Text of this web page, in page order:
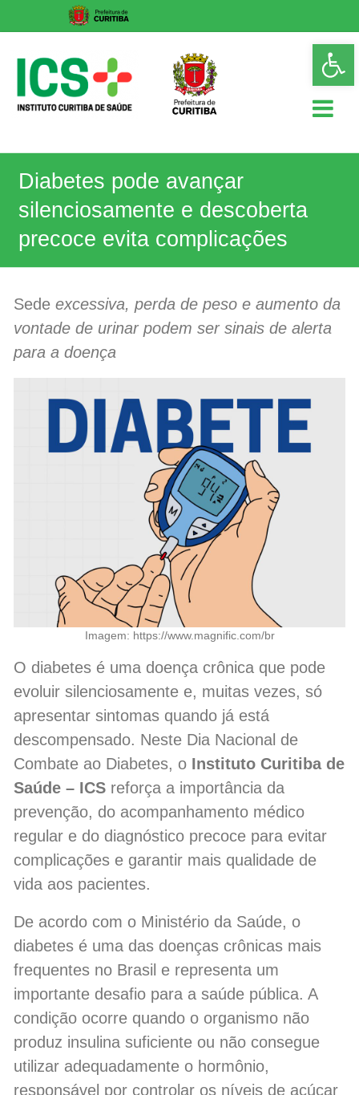
content
ICS
Instituto
de
Diabetes pode avançar
silenciosamente e descoberta
precoce evita complicações
Sede excessiva, perda de peso e aumento da
vontade de urinar podem ser sinais de alerta
para a doença
Imagem: https://www.magnific.com/br
O diabetes é uma doença crônica que pode
evoluir silenciosamente e, muitas vezes, só
apresentar sintomas quando já está
descompensado. Neste Dia Nacional de
Combate ao Diabetes, o Instituto Curitiba de
Saúde – ICS reforça a importância da
prevenção, do acompanhamento médico
regular e do diagnóstico precoce para evitar
complicações e garantir mais qualidade de
vida aos pacientes.
De acordo com o Ministério da Saúde, o
diabetes é uma das doenças crônicas mais
frequentes no Brasil e representa um
importante desafio para a saúde pública. A
condição ocorre quando o organismo não
produz insulina suficiente ou não consegue
utilizar adequadamente o hormônio,
responsável por controlar os níveis de açúcar